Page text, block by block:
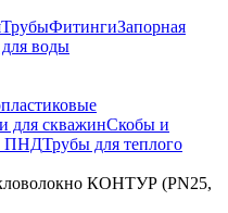
ТрубыФитингиЗапорная
воды
для скважинСкобы и
ПНДТрубы для теплого
КОНТУР (PN25,